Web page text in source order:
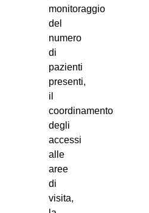
monitoraggio
del
numero
di
pazienti
presenti,
il
coordinamento
degli
accessi
alle
aree
di
visita,